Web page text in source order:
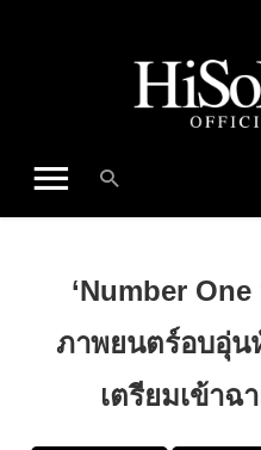
‘Number
ภาพยนตร์อบอุ่น
เตรียมเข้าฉ